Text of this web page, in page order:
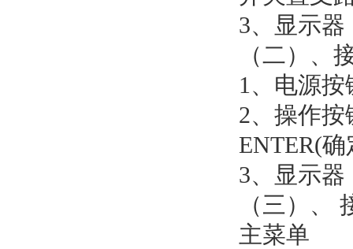
3、显示器
（二
1、电源按
2、操作
ENTER(
3、显示器
（三）、
主菜单